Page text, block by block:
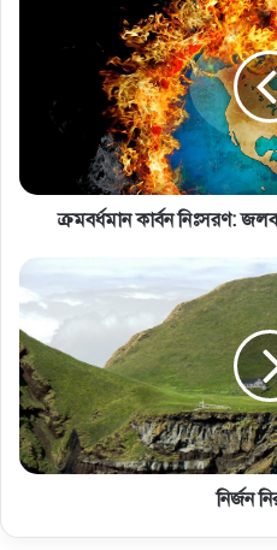
ক্রমবর্ধমান কার্বন নিঃসরণ:
নির্জন